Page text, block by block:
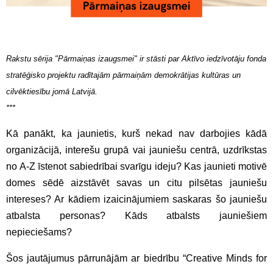
Rakstu sērija "Pārmaiņas izaugsmei" ir stāsti par Aktīvo iedzīvotāju fonda
stratēģisko projektu radītajām pārmaiņām demokrātijas kultūras un
cilvēktiesību jomā Latvijā.
***
Kā panākt, ka jaunietis, kurš nekad nav darbojies kādā
organizācijā, interešu grupā vai jauniešu centrā, uzdrīkstas
no A-Z īstenot sabiedrībai svarīgu ideju? Kas jaunieti motivē
domes sēdē aizstāvēt savas un citu pilsētas jauniešu
intereses? Ar kādiem izaicinājumiem saskaras šo jauniešu
atbalsta personas? Kāds atbalsts jauniešiem
nepieciešams?
Šos jautājumus pārrunājām ar biedrību “Creative Minds for